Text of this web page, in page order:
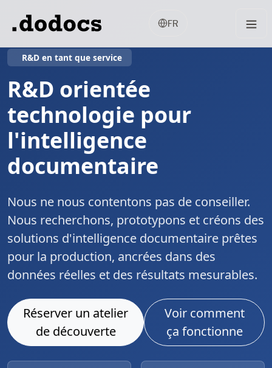
FR
R&D en tant que service
R&D orientée
technologie pour
l'intelligence
documentaire
Nous ne nous contentons pas de conseiller.
Nous recherchons, prototypons et créons des
solutions d'intelligence documentaire prêtes
pour la production, ancrées dans des
données réelles et des résultats mesurables.
Réserver un atelier
de découverte
Voir comment
ça fonctionne